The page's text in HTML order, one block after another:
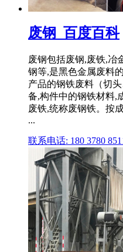
废钢_百度百科
废钢包括废钢,废铁,冶
钢等,是黑色金属废料
产品的钢铁废料（切
备,构件中的钢铁材料,
废铁,统称废钢铁。按
...
联系电话: 180 3780